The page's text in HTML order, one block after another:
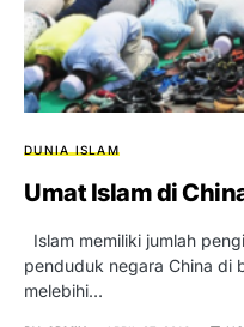
DUNIA ISLAM
Umat Islam di
Islam memiliki jumlah
penduduk negara China di
melebihi…